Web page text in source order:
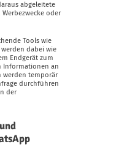
abgeleitete
oder
Tools wie
dabei wie
Endgerät zum
Informationen an
werden temporär
durchführen
der